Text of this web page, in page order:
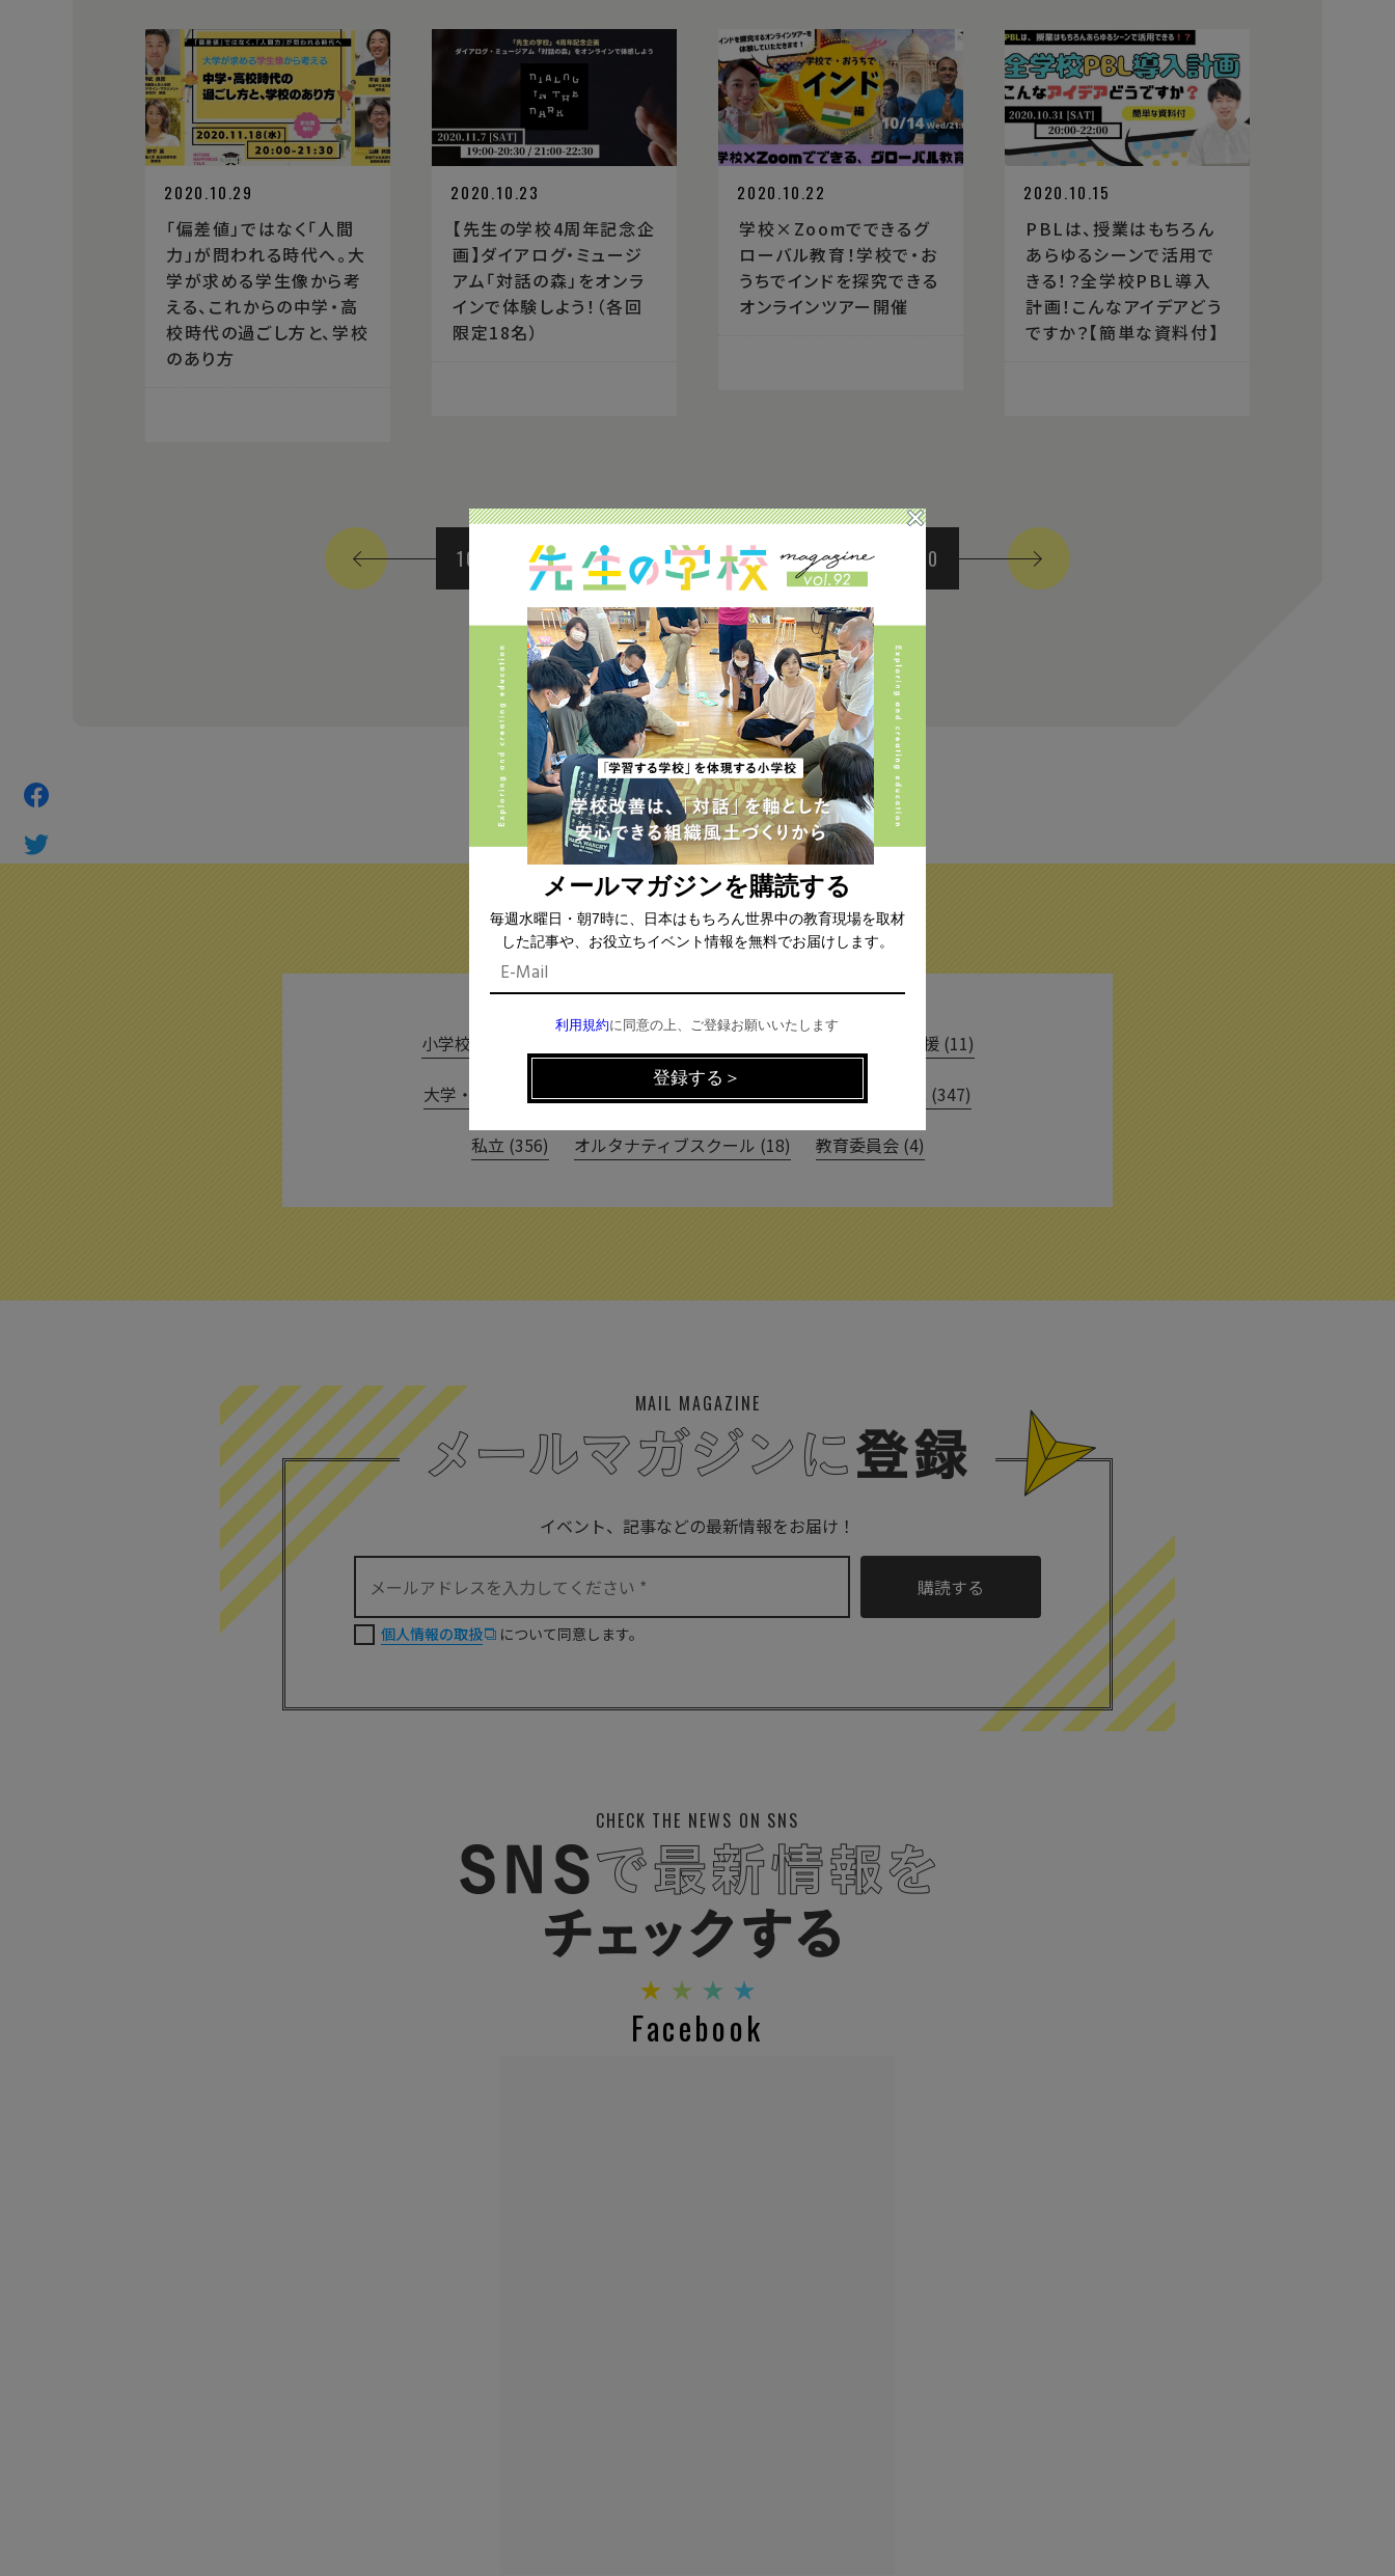
2020.10.29
「偏差値」ではなく「人間
力」が問われる時代へ。大
学が求める学生像から考
える、これからの中学・高
校時代の過ごし方と、学校
のあり方
2020.10.23
【先生の学校4周年記念企
画】ダイアログ・ミュージ
アム「対話の森」をオンラ
インで体験しよう！（各回
限定18名）
2020.10.22
学校×Zoomでできるグ
ローバル教育！学校で・お
うちでインドを探究できる
オンラインツアー開催
2020.10.15
PBLは、授業はもちろん
あらゆるシーンで活用で
きる！？全学校PBL導入
計画！こんなアイデアどう
ですか？【簡単な資料付】
10 20 26 27 28 29 30
FIND THE CONTENTS
小学校 (293) 特別支援 (11)
大学・専門学校 (17) 保育園・幼稚園 (1) 民間企業 (63) 公立 (347)
私立 (356) オルタナティブスクール (18) 教育委員会 (4)
MAIL MAGAZINE
イベント、記事などの最新情報をお届け！
個人情報の取扱 について同意します。
CHECK THE NEWS ON SNS
Facebook
メールマガジンを購読する
毎週水曜日・朝7時に、日本はもちろん世界中の教育現場を取材
した記事や、お役立ちイベント情報を無料でお届けします。
利用規約に同意の上、ご登録お願いいたします